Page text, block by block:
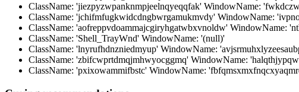
ClassName: 'jiezpyzwpanknmpjeelnqyeqqfak' WindowName:
ClassName: 'jchifmfugkwidcdngbwrgamukmvdy' WindowName:
ClassName: 'aofreppvdoammajcgiryhgatwbxvnoldw' WindowName:
ClassName: 'Shell_TrayWnd' WindowName: '(null)'
ClassName: 'lnyrufhdnzniedmyup' WindowName:
ClassName: 'zbifcwprtdmqjmhwyocggmq' WindowName:
ClassName: 'pxixowammifbstc' WindowName: